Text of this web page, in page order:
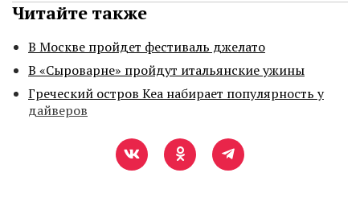
Читайте также
В Москве пройдет фестиваль джелато
В «Сыроварне» пройдут итальянские ужины
Греческий остров Кеа набирает популярность у
дайверов